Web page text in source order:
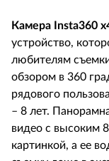
Камера Insta360 x
устройство,
любителям
обзором в 360
рядового
– 8 лет.
видео с высоким
картинкой, а ее